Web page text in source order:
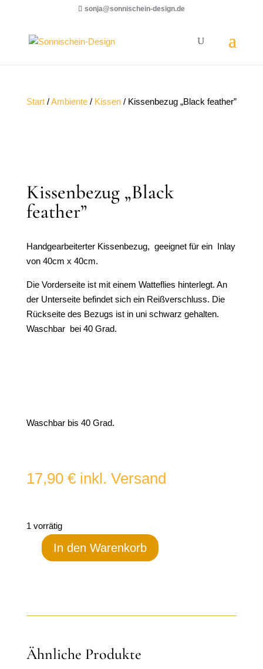
sonja@sonnischein-design.de
Start/Ambiente/ Kissen/ Kissenbezug „Black feather”
Kissenbezug „Black
feather”
Handgearbeiterter Kissenbezug, geeignet für ein Inlay
von 40cm x 40cm.
Die Vorderseite ist mit einem Watteflies hinterlegt. An
der Unterseite befindet sich ein Reißverschluss. Die
Rückseite des Bezugs ist in uni schwarz gehalten.
Waschbar bei 40 Grad.
Waschbar bis 40 Grad.
17,90 € inkl. Versand
1 vorrätig
Kissenbezug
In den Warenkorb
Ähnliche Produkte